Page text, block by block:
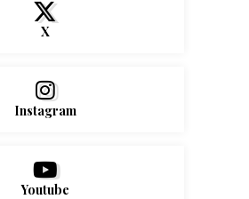
X
Instagram
Youtube